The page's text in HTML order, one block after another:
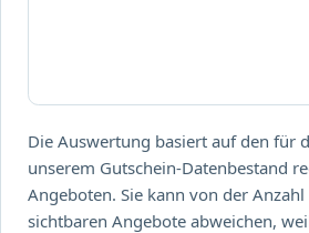
Die Auswertung basiert auf den für
unserem Gutschein-Datenbestand
Angeboten. Sie kann von der
sichtbaren Angebote abweichen,